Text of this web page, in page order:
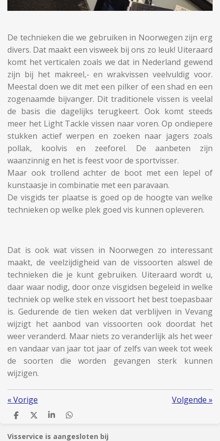
De technieken die we gebruiken in Noorwegen zijn erg
divers. Dat maakt een visweek bij ons zo leuk! Uiteraard
komt het verticalen zoals we dat in Nederland gewend
zijn bij het makreel,- en wrakvissen veelvuldig voor.
Meestal doen we dit met een pilker of een shad en een
zogenaamde bijvanger. Dit traditionele vissen is veelal
de basis die dagelijks terugkeert. Ook komt steeds
meer het Light Tackle vissen naar voren. Op ondiepere
stukken actief werpen en zoeken naar jagers zoals
pollak, koolvis en zeeforel. De aanbeten zijn
waanzinnig en het is feest voor de sportvisser.
Maar ook trollend achter de boot met een lepel of
kunstaasje in combinatie met een paravaan.
De visgids ter plaatse is goed op de hoogte van welke
technieken op welke plek goed vis kunnen opleveren.
Dat is ook wat vissen in Noorwegen zo interessant
maakt, de veelzijdigheid van de vissoorten alswel de
technieken die je kunt gebruiken. Uiteraard wordt u,
daar waar nodig, door onze visgidsen begeleid in welke
techniek op welke stek en vissoort het best toepasbaar
is. Gedurende de tien weken dat verblijven in Vevang
wijzigt het aanbod van vissoorten ook doordat het
weer veranderd. Maar niets zo veranderlijk als het weer
en vandaar van jaar tot jaar of zelfs van week tot week
de soorten die worden gevangen sterk kunnen
wijzigen.
«Vorige Volgende »
D
l
D
e
S
a
D
l
Visservice is aangesloten bij